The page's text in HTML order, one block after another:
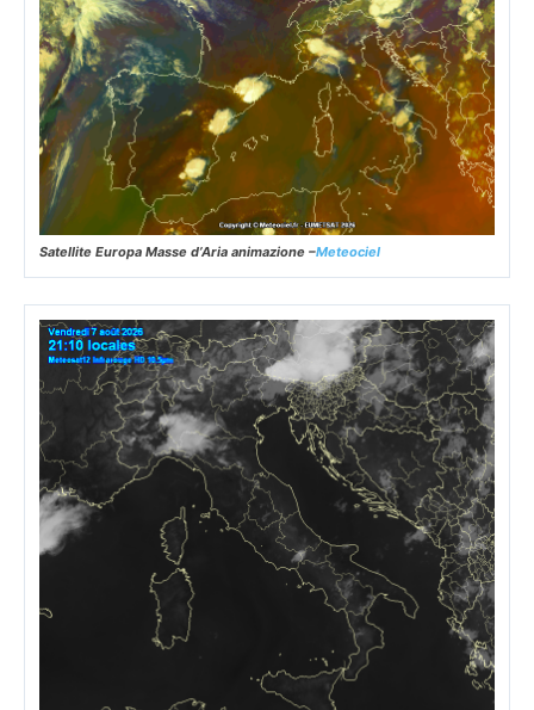
Satellite Europa Masse d’Aria animazione –Meteociel